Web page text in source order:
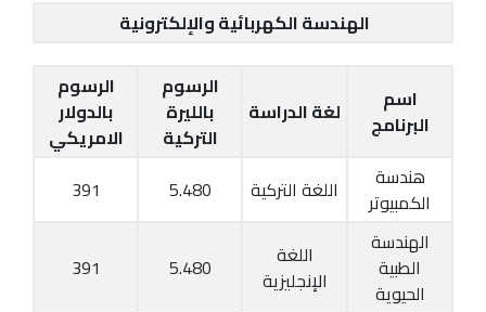
الهندسة الكهربائية والإلكترونية
اسم
البرنامج
لغة الدراسة
الرسوم
بالليرة
التركية
الرسوم
بالدولار
الامريكي
هندسة
الكمبيوتر
اللغة التركية 5.480
391
الهندسة
الطبية
الحيوية
اللغة
الإنجليزية
5.480
391